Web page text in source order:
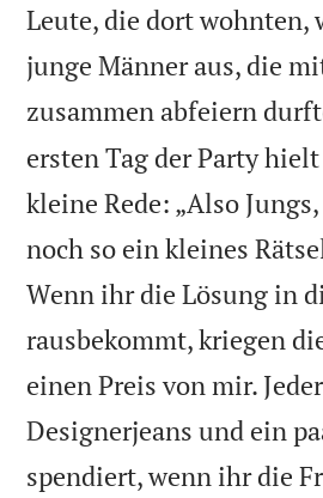
Leute, die dort
junge Männer aus, die
zusammen abfeiern
ersten Tag der Party
kleine Rede: „Also
noch so ein kleines
Wenn ihr die Lösung in
rausbekommt, kriegen
einen Preis von mir.
Designerjeans und ein
spendiert, wenn ihr die